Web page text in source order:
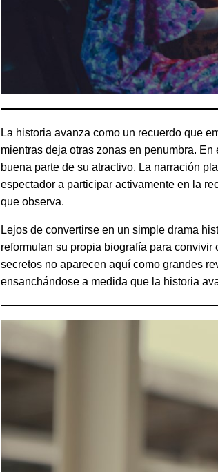
La historia avanza como un recuerdo que
mientras deja otras zonas en penumbra.
buena parte de su atractivo. La narración
espectador a participar activamente en la
que observa.
Lejos de convertirse en un simple drama
reformulan su propia biografía para
secretos no aparecen aquí como grandes
ensanchándose a medida que la historia